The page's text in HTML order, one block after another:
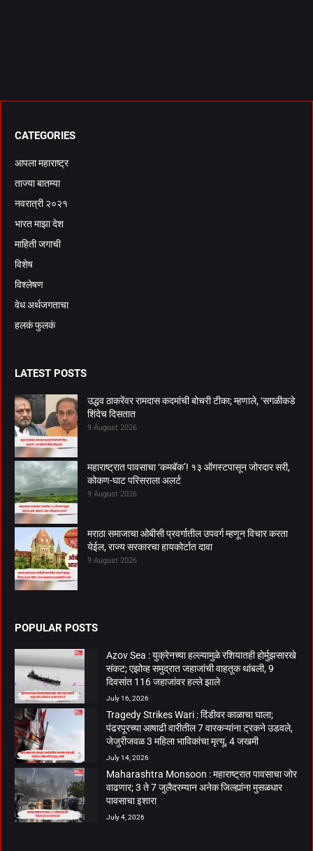
CATEGORIES
आपला महाराष्ट्र
ताज्या बातम्या
नवरात्री २०२१
भारत माझा देश
माहिती जगाची
विशेष
विश्लेषण
वेध अर्थजगताचा
हलकं फुलकं
LATEST POSTS
उद्धव ठाकरेंवर रामदास कदमांची बोचरी टीका; म्हणाले, ‘सगळीकडे
शिंदेच दिसतात
9 August 2026
महाराष्ट्रात पावसाचा ‘कमबॅक’! १३ ऑगस्टपासून जोरदार सरी,
कोकण-घाट परिसराला अलर्ट
9 August 2026
मराठा समाजाचा ओबीसी प्रवर्गातील उपवर्ग म्हणून विचार करता
येईल, राज्य सरकारचा हायकोर्टात दावा
9 August 2026
POPULAR POSTS
Azov Sea : युक्रेनच्या हल्ल्यामुळे रशियातही होर्मुझसारखे
संकट; एझोव्ह समुद्रात जहाजांची वाहतूक थांबली, 9
दिवसांत 116 जहाजांवर हल्ले झाले
July 16, 2026
Tragedy Strikes Wari : दिंडीवर काळाचा घाला;
पंढरपूरच्या आषाढी वारीतील 7 वारकऱ्यांना ट्रकने उडवले,
जेजुरीजवळ 3 महिला भाविकांचा मृत्यू, 4 जखमी
July 14, 2026
Maharashtra Monsoon : महाराष्ट्रात पावसाचा जोर
वाढणार; 3 ते 7 जुलैदरम्यान अनेक जिल्ह्यांना मुसळधार
पावसाचा इशारा
July 4, 2026